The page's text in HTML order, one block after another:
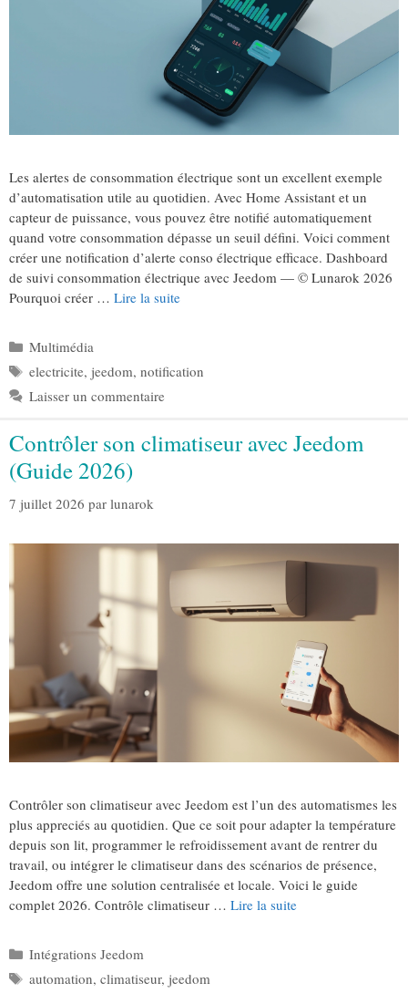
Les alertes de consommation électrique sont un excellent exemple
d’automatisation utile au quotidien. Avec Home Assistant et un
capteur de puissance, vous pouvez être notifié automatiquement
quand votre consommation dépasse un seuil défini. Voici comment
créer une notification d’alerte conso électrique efficace. Dashboard
de suivi consommation électrique avec Jeedom — © Lunarok 2026
Pourquoi créer … Lire la suite
Catégories
Multimédia
Étiquettes
electricite, jeedom, notification
Laisser un commentaire
Contrôler son climatiseur avec Jeedom
(Guide 2026)
7 juillet 2026 par lunarok
Contrôler son climatiseur avec Jeedom est l’un des automatismes les
plus appreciés au quotidien. Que ce soit pour adapter la température
depuis son lit, programmer le refroidissement avant de rentrer du
travail, ou intégrer le climatiseur dans des scénarios de présence,
Jeedom offre une solution centralisée et locale. Voici le guide
complet 2026. Contrôle climatiseur … Lire la suite
Catégories
Intégrations Jeedom
Étiquettes
automation, climatiseur, jeedom